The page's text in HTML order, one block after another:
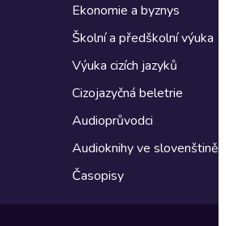
Ekonomie a byznys
Školní a předškolní výuka
Výuka cizích jazyků
Cizojazyčná beletrie
Audioprůvodci
Audioknihy ve slovenštině
Časopisy